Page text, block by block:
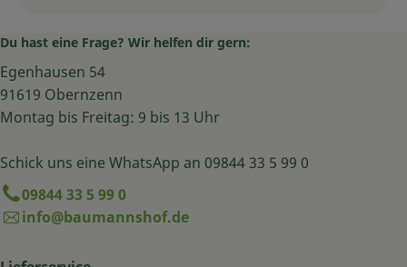
Du hast eine Frage? Wir helfen dir gern:
Egenhausen 54
91619 Obernzenn
Montag bis Freitag: 9 bis 13 Uhr
Schick uns eine WhatsApp an 09844 33 5 99 0
09844 33 5 99 0
info@baumannshof.de